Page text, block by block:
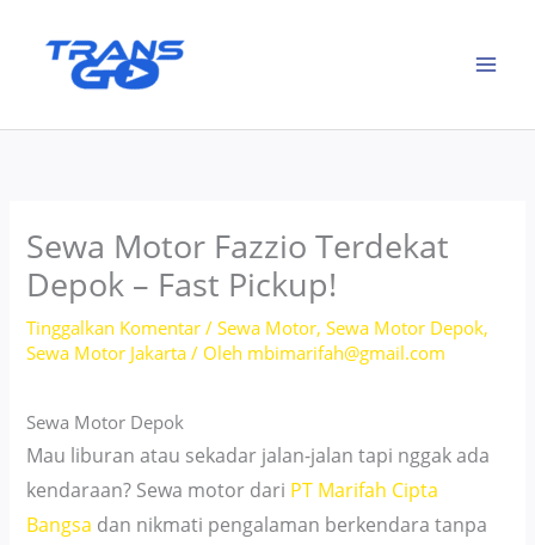
Sewa Motor Fazzio Terdekat
Depok – Fast Pickup!
Tinggalkan Komentar /Sewa Motor,Sewa Motor Depok,
Sewa Motor Jakarta / Oleh mbimarifah@gmail.com
Sewa Motor Depok
Mau liburan atau sekadar jalan-jalan tapi nggak ada
kendaraan? Sewa motor dari PT Marifah Cipta
Bangsa dan nikmati pengalaman berkendara tanpa